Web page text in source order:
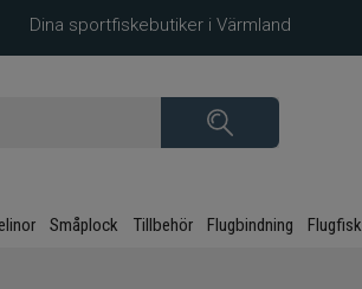
Dina sportfiskebutiker i Värmland
Småplock Tillbehör Flugbindning